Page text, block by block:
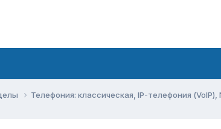
Телефония: классическая, IP-телефония (VoIP),